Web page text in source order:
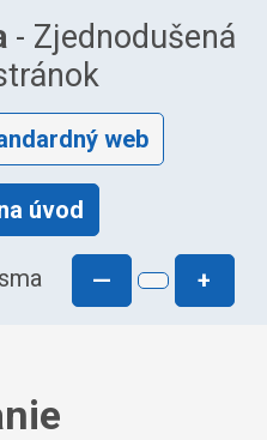
- Zjednodušená
web
úvod
— +